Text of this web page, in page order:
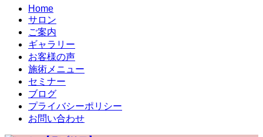
Home
サロン
ご案内
ギャラリー
お客様の声
施術メニュー
セミナー
ブログ
プライバシーポリシー
お問い合わせ